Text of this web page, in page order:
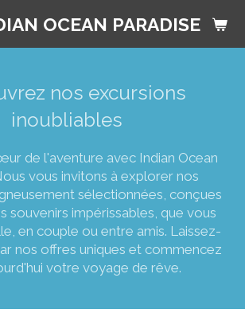
OCEAN PARADISE
nos excursions
inoubliables
de l'aventure avec Indian Ocean
vous invitons à explorer nos
sélectionnées, conçues
souvenirs impérissables, que vous
en couple ou entre amis. Laissez-
nos offres uniques et commencez
votre voyage de rêve.